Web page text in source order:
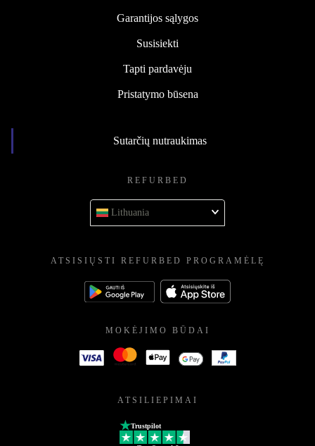
Garantijos sąlygos
Susisiekti
Tapti pardavėju
Pristatymo būsena
Sutarčių nutraukimas
REFURBED
Lithuania
ATSISIŲSTI REFURBED PROGRAMĖLĘ
MOKĖJIMO BŪDAI
ATSILIEPIMAI
Trustpilot